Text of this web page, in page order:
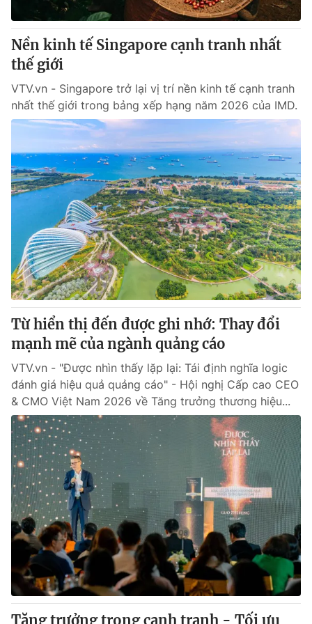
® Cấm sao chép dưới mọi hình thức nếu không có sự chấp
thuận bằng văn bản. Ghi rõ nguồn VTV.vn khi phát hành lại
thông tin từ website này.
Nền kinh tế Singapore cạnh tranh nhất
thế giới
VTV.vn - Singapore trở lại vị trí nền kinh tế cạnh tranh
nhất thế giới trong bảng xếp hạng năm 2026 của IMD.
Từ hiển thị đến được ghi nhớ: Thay đổi
mạnh mẽ của ngành quảng cáo
VTV.vn - "Được nhìn thấy lặp lại: Tái định nghĩa logic
đánh giá hiệu quả quảng cáo" - Hội nghị Cấp cao CEO
& CMO Việt Nam 2026 về Tăng trưởng thương hiệu...
Tăng trưởng trong cạnh tranh - Tối ưu